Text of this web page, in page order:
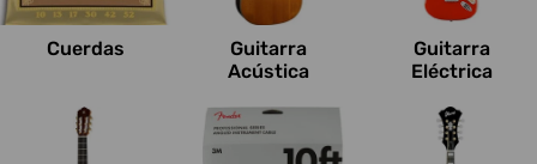
Cuerdas
Guitarra
Acústica
Guitarra
Eléctrica